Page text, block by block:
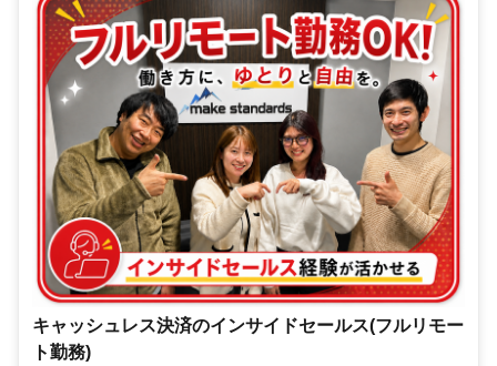
キャッシュレス決済のインサイドセールス(フルリモー
ト勤務)